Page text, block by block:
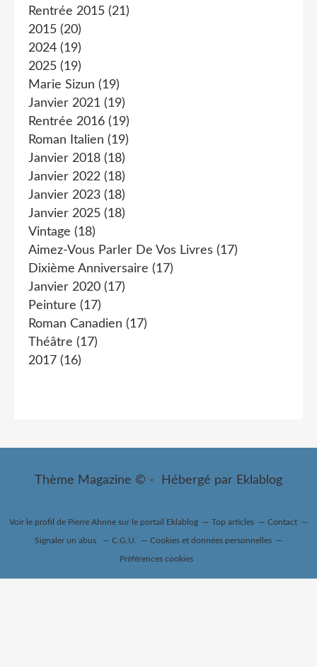
Rentrée 2015 (21)
2015 (20)
2024 (19)
2025 (19)
Marie Sizun (19)
Janvier 2021 (19)
Rentrée 2016 (19)
Roman Italien (19)
Janvier 2018 (18)
Janvier 2022 (18)
Janvier 2023 (18)
Janvier 2025 (18)
Vintage (18)
Aimez-Vous Parler De Vos Livres (17)
Dixième Anniversaire (17)
Janvier 2020 (17)
Peinture (17)
Roman Canadien (17)
Théâtre (17)
2017 (16)
Thème Magazine © - Hébergé par Eklablog
Voir le profil de Pierre Ahnnesur le portail Eklablog Top articles Contact
Signaler un abus C.G.U. Cookies et données personnelles
Préférences cookies